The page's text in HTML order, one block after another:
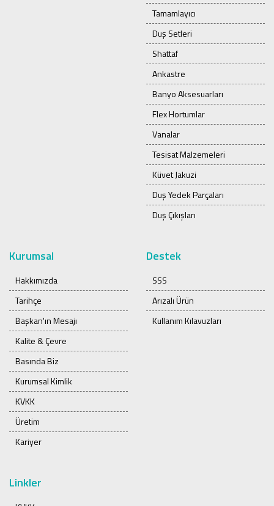
Tamamlayıcı
Duş Setleri
Shattaf
Ankastre
Banyo Aksesuarları
Flex Hortumlar
Vanalar
Tesisat Malzemeleri
Küvet Jakuzi
Duş Yedek Parçaları
Duş Çıkışları
Kurumsal
Hakkımızda
Tarihçe
Başkan'ın Mesajı
Kalite & Çevre
Basında Biz
Kurumsal Kimlik
KVKK
Üretim
Kariyer
Destek
SSS
Arızalı Ürün
Kullanım Kılavuzları
Linkler